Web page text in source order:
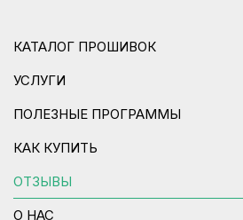
КАТАЛОГ ПРОШИВОК
УСЛУГИ
ПОЛЕЗНЫЕ ПРОГРАММЫ
КАК КУПИТЬ
ОТЗЫВЫ
О НАС